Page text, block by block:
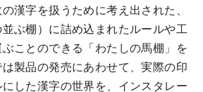
漢字を扱うために考え出された、
ぶ棚）に詰め込まれたルールや工
ことのできる「わたしの馬棚」を
製品の発売にあわせて、実際の印
した漢字の世界を、インスタレー